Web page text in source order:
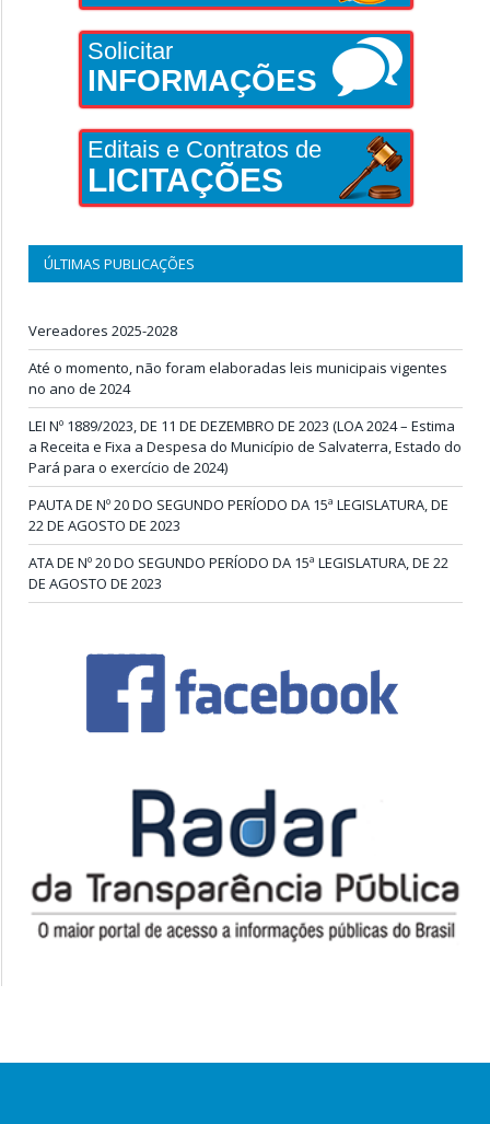
Solicitar
INFORMAÇÕES
Editais e Contratos de
LICITAÇÕES
ÚLTIMAS PUBLICAÇÕES
Vereadores 2025-2028
Até o momento, não foram elaboradas leis municipais vigentes
no ano de 2024
LEI Nº 1889/2023, DE 11 DE DEZEMBRO DE 2023 (LOA 2024 – Estima
a Receita e Fixa a Despesa do Município de Salvaterra, Estado do
Pará para o exercício de 2024)
PAUTA DE Nº 20 DO SEGUNDO PERÍODO DA 15ª LEGISLATURA, DE
22 DE AGOSTO DE 2023
ATA DE Nº 20 DO SEGUNDO PERÍODO DA 15ª LEGISLATURA, DE 22
DE AGOSTO DE 2023